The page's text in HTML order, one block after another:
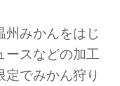
州みかんをはじ
ースなどの加工
でみかん狩り